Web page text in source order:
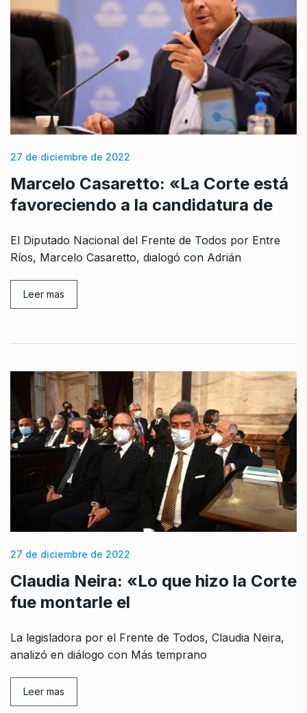
27 de diciembre de 2022
Marcelo Casaretto: «La Corte está
favoreciendo a la candidatura de
El Diputado Nacional del Frente de Todos por Entre
Ríos, Marcelo Casaretto, dialogó con Adrián
Leer mas
27 de diciembre de 2022
Claudia Neira: «Lo que hizo la Corte
fue montarle el
La legisladora por el Frente de Todos, Claudia Neira,
analizó en diálogo con Más temprano
Leer mas